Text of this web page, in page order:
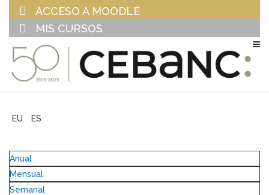
ACCESO A MOODLE
MIS CURSOS
EU ES
Anual
Mensual
Semanal